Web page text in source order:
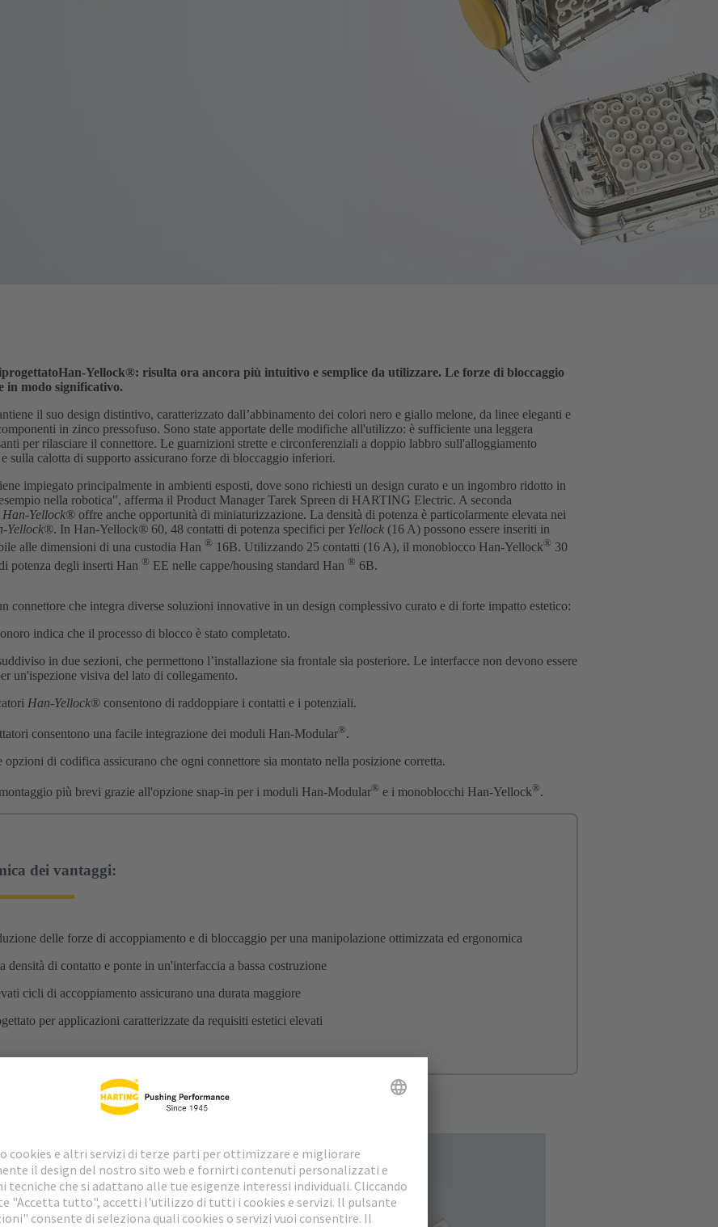
Han-Yellock®: risulta ora ancora più intuitivo e semplice da utilizzare. Le forze di bloccaggio
in modo significativo.
il suo design distintivo, caratterizzato dall’abbinamento dei colori nero e giallo melone, da linee eleganti e
in zinco pressofuso. Sono state apportate delle modifiche all'utilizzo: è sufficiente una leggera
per rilasciare il connettore. Le guarnizioni strette e circonferenziali a doppio labbro sull'alloggiamento
sulla calotta di supporto assicurano forze di bloccaggio inferiori.
impiegato principalmente in ambienti esposti, dove sono richiesti un design curato e un ingombro ridotto in
nella robotica", afferma il Product Manager Tarek Spreen di HARTING Electric. A seconda
Han-Yellock® offre anche opportunità di miniaturizzazione. La densità di potenza è particolarmente elevata nei
Yellock®. In Han-Yellock® 60, 48 contatti di potenza specifici per Yellock (16 A) possono essere inseriti in
alle dimensioni di una custodia Han ® 16B. Utilizzando 25 contatti (16 A), il monoblocco Han-Yellock® 30
potenza degli inserti Han ® EE nelle cappe/housing standard Han ® 6B.
connettore che integra diverse soluzioni innovative in un design complessivo curato e di forte impatto estetico:
indica che il processo di blocco è stato completato.
in due sezioni, che permettono l’installazione sia frontale sia posteriore. Le interfacce non devono essere
un'ispezione visiva del lato di collegamento.
Han-Yellock® consentono di raddoppiare i contatti e i potenziali.
consentono una facile integrazione dei moduli Han-Modular®.
opzioni di codifica assicurano che ogni connettore sia montato nella posizione corretta.
più brevi grazie all'opzione snap-in per i moduli Han-Modular® e i monoblocchi Han-Yellock®.
dei vantaggi:
delle forze di accoppiamento e di bloccaggio per una manipolazione ottimizzata ed ergonomica
densità di contatto e ponte in un'interfaccia a bassa costruzione
cicli di accoppiamento assicurano una durata maggiore
per applicazioni caratterizzate da requisiti estetici elevati